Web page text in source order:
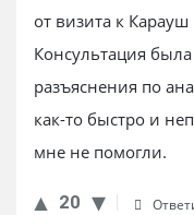
от визита к
Консультация
разъяснения по
как-то быстро и
мне не помогли.
20